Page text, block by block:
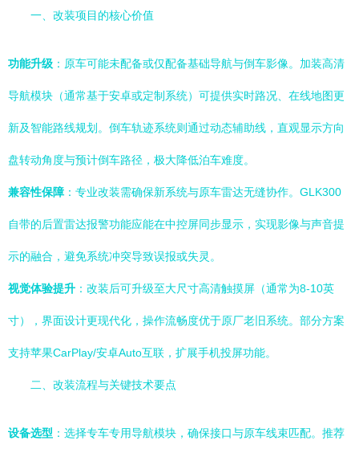
一、改装项目的核心价值
功能升级 ：原车可能未配备或仅配备基础导航与倒车影像。加装高清
导航模块（通常基于安卓或定制系统）可提供实时路况、在线地图更
新及智能路线规划。倒车轨迹系统则通过动态辅助线，直观显示方向
盘转动角度与预计倒车路径，极大降低泊车难度。
兼容性保障 ：专业改装需确保新系统与原车雷达无缝协作。GLK300
自带的后置雷达报警功能应能在中控屏同步显示，实现影像与声音提
示的融合，避免系统冲突导致误报或失灵。
视觉体验提升 ：改装后可升级至大尺寸高清触摸屏（通常为8-10英
寸），界面设计更现代化，操作流畅度优于原厂老旧系统。部分方案
支持苹果CarPlay/安卓Auto互联，扩展手机投屏功能。
二、改装流程与关键技术要点
设备选型 ：选择专车专用导航模块，确保接口与原车线束匹配。推荐